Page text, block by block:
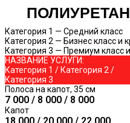
Категория 1 — Средний класс
Категория 2 — Бизнес класс и
Категория 3 — Премиум класс
НАЗВАНИЕ УСЛУГИ:
Категория 1 / Категория 2 /
Категория 3
Полоса на капот, 35 см
7 000 / 8 000 / 8 000
Капот